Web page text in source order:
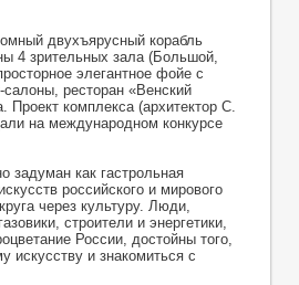
двухъярусный корабль
4 зрительных зала (Большой,
элегантное фойе с
ресторан «Венский
Проект комплекса (архитектор С.
на международном конкурсе
задуман как гастрольная
российского и мирового
через культуру. Люди,
строители и энергетики,
России, достойны того,
искусству и знакомиться с